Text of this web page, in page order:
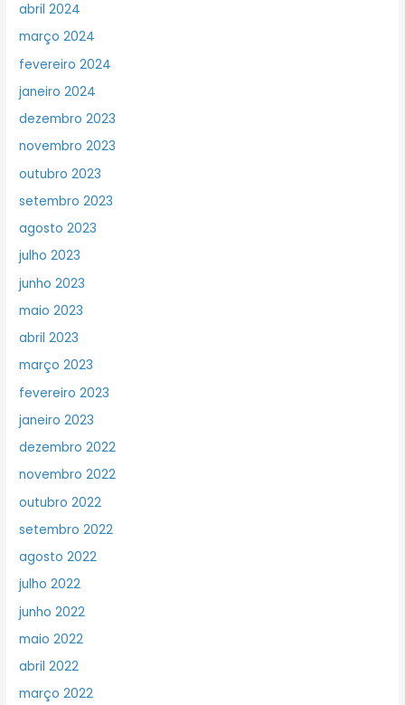
abril 2024
março 2024
fevereiro 2024
janeiro 2024
dezembro 2023
novembro 2023
outubro 2023
setembro 2023
agosto 2023
julho 2023
junho 2023
maio 2023
abril 2023
março 2023
fevereiro 2023
janeiro 2023
dezembro 2022
novembro 2022
outubro 2022
setembro 2022
agosto 2022
julho 2022
junho 2022
maio 2022
abril 2022
março 2022